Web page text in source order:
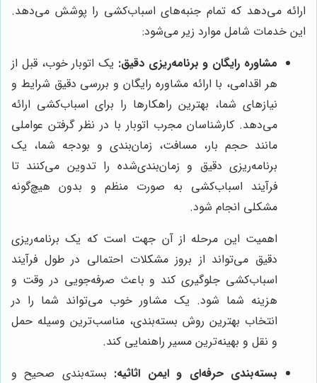
ارائه می‌دهد که تمام جنبه‌های اسباب‌کشی را پوشش می‌دهد.
این خدمات شامل موارد زیر می‌شود:
مشاوره رایگان و برنامه‌ریزی دقیق: یک اتوبار خوب، قبل از
هر اقدامی، با ارائه مشاوره رایگان و بررسی دقیق شرایط و
نیازهای شما، بهترین راهکارها را برای اسباب‌کشی ارائه
می‌دهد. کارشناسان مجرب اتوبار با در نظر گرفتن عواملی
مانند حجم بار، مسافت، زمان‌بندی و بودجه شما، یک
برنامه‌ریزی دقیق و زمان‌بندی‌شده را تدوین می‌کنند تا
فرآیند اسباب‌کشی به صورت منظم و بدون هیچ‌گونه
مشکلی انجام شود.
اهمیت این مرحله از آن جهت است که یک برنامه‌ریزی
دقیق می‌تواند از بروز مشکلات احتمالی در طول فرآیند
اسباب‌کشی جلوگیری کند و باعث صرفه‌جویی در وقت و
هزینه شما شود. یک مشاور خوب می‌تواند شما را در
انتخاب بهترین روش بسته‌بندی، مناسب‌ترین وسیله حمل
و نقل و بهینه‌ترین مسیر راهنمایی کند.
بسته‌بندی حرفه‌ای و ایمن اثاثیه: بسته‌بندی صحیح و